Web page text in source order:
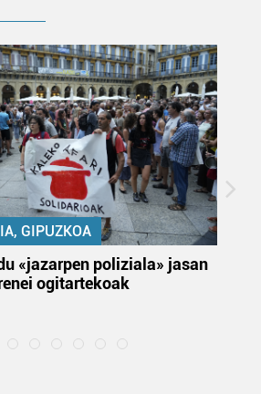
GIPUZKOA
«jazarpen poliziala» jasan
ogitartekoak